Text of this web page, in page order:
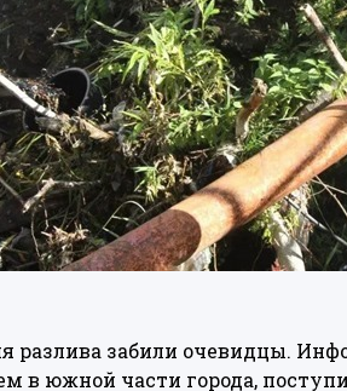
разлива забили очевидцы.
в южной части города,